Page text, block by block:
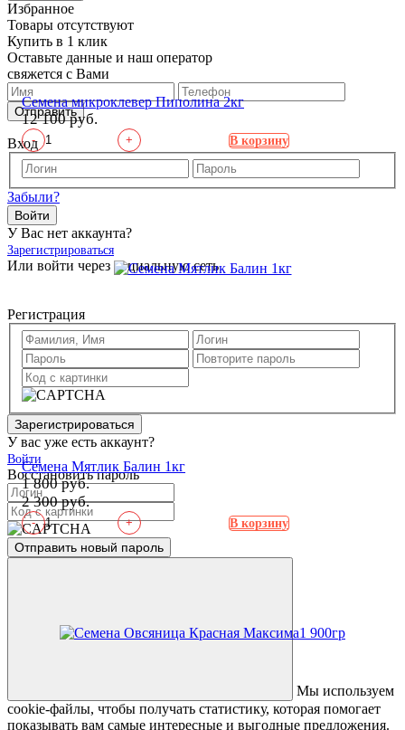
Семена микроклевер Пиполина 2кг
12 100 руб.
- + В корзину
Семена Мятлик Балин 1кг
1 800 руб.
2 300 руб.
- + В корзину
Избранное
Товары отсутствуют
Купить в 1 клик
Оставьте данные и наш оператор
свяжется с Вами
Отправить
Вход
Забыли?
Войти
У Вас нет аккаунта?
Зарегистрироваться
Или войти через социальную сеть
Регистрация
Зарегистрироваться
У вас уже есть аккаунт?
Войти
Восстановить пароль
Отправить новый пароль
Мы используем
cookie-файлы, чтобы получать статистику, которая помогает
показывать вам самые интересные и выгодные предложения.